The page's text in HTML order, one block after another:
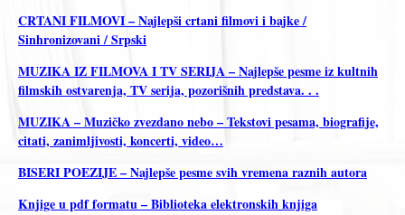
CRTANI FILMOVI – Najlepši crtani filmovi i bajke /
Sinhronizovani / Srpski
MUZIKA IZ FILMOVA I TV SERIJA – Najlepše pesme iz kultnih
filmskih ostvarenja, TV serija, pozorišnih predstava. . .
MUZIKA – Muzičko zvezdano nebo – Tekstovi pesama, biografije,
citati, zanimljivosti, koncerti, video…
BISERI POEZIJE – Najlepše pesme svih vremena raznih autora
Knjige u pdf formatu – Biblioteka elektronskih knjiga